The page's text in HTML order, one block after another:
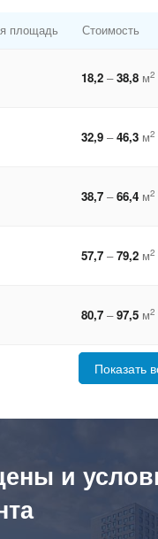
площадь Стоимость
18,2 –38,8 м2
32,9 –46,3 м2
38,7 –66,4 м2
57,7 –79,2 м2
80,7 –97,5 м2
Показать
и